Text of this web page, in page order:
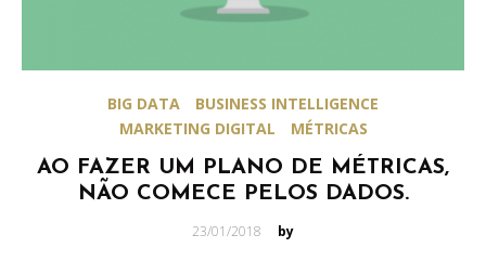
BIG DATA
BUSINESS INTELLIGENCE
MARKETING DIGITAL
MÉTRICAS
AO FAZER UM PLANO DE MÉTRICAS,
NÃO COMECE PELOS DADOS.
Posted
23/01/2018 by